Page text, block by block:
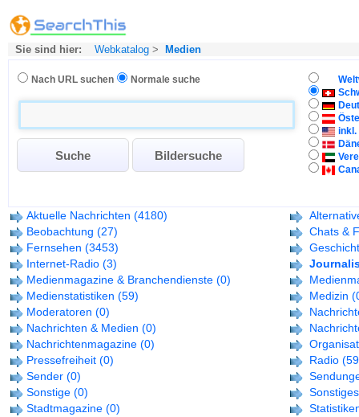
Sie sind hier: Webkatalog > Medien
Nach URL suchen Normale suche
inkl.
Aktuelle Nachrichten (4180)
Beobachtung (27)
Chats &
Fernsehen (3453)
Internet-Radio (3)
Medienmagazine & Branchendienste (0)
Medienstatistiken (59) Medizin
Moderatoren (0)
Nachrichten & Medien (0)
Nachrichtenmagazine (0)
Pressefreiheit (0) Radio
Sender (0)
Sonstige (0)
Sonstiges
Stadtmagazine (0)